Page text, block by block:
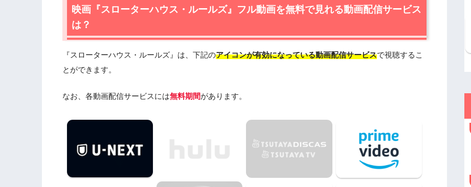
2.
2.1『スローターハウス・ルールズ』あらすじ
2.2『スローターハウス・ルールズ』キャスト・登場人物
2.3『スローターハウス・ルールズ』制作スタッフ
3.
4.
映画『スローターハウス・ルールズ』の動画はDailymotionやPandoraではなく、配信サービ
5. 映画『スローターハウス・ルールズ』動画フル無料視聴まとめ
映画『スローターハウス・ルールズ』フル動画を無料で見れる動画配信サービス
は？
『スローターハウス・ルールズ』は、下記のアイコンが有効になっている動画配信サービスで視聴するこ
とができます。
なお、各動画配信サービスには無料期間があります。